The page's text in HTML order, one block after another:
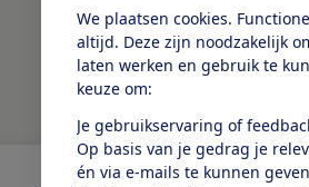
We plaatsen cookies.
altijd. Deze zijn noodzakelijk
laten werken en gebruik te
keuze om:
Je gebruikservaring of
Op basis van je gedrag je
én via e-mails te kunnen